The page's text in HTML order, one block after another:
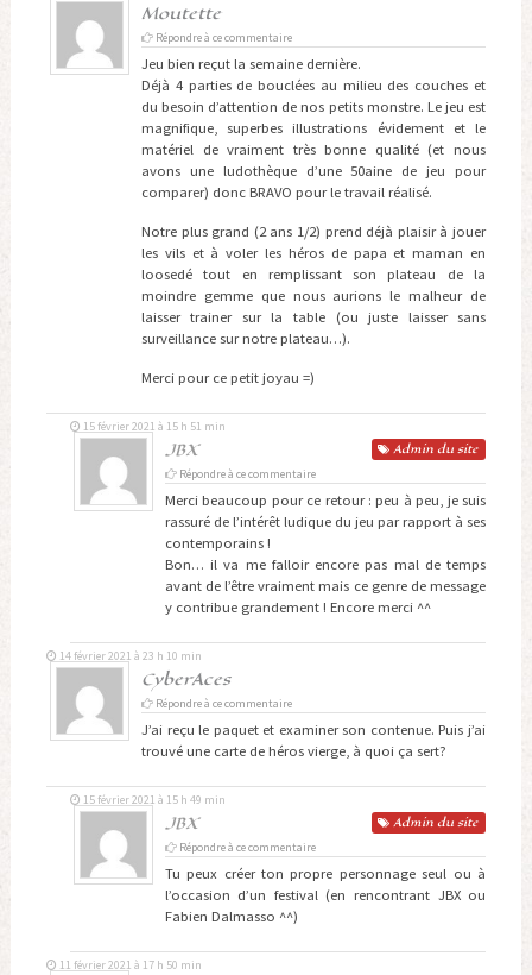
Moutette
Répondre à ce commentaire
Jeu bien reçut la semaine dernière.
Déjà 4 parties de bouclées au milieu des couches et
du besoin d’attention de nos petits monstre. Le jeu est
magnifique, superbes illustrations évidement et le
matériel de vraiment très bonne qualité (et nous
avons une ludothèque d’une 50aine de jeu pour
comparer) donc BRAVO pour le travail réalisé.
Notre plus grand (2 ans 1/2) prend déjà plaisir à jouer
les vils et à voler les héros de papa et maman en
loosedé tout en remplissant son plateau de la
moindre gemme que nous aurions le malheur de
laisser trainer sur la table (ou juste laisser sans
surveillance sur notre plateau…).
Merci pour ce petit joyau =)
JBX Admin du site
15 février 2021 à 15 h 51 min
Répondre à ce commentaire
Merci beaucoup pour ce retour : peu à peu, je suis
rassuré de l’intérêt ludique du jeu par rapport à ses
contemporains !
Bon… il va me falloir encore pas mal de temps
avant de l’être vraiment mais ce genre de message
y contribue grandement ! Encore merci ^^
CyberAces
14 février 2021 à 23 h 10 min
Répondre à ce commentaire
J’ai reçu le paquet et examiner son contenue. Puis j’ai
trouvé une carte de héros vierge, à quoi ça sert?
JBX Admin du site
15 février 2021 à 15 h 49 min
Répondre à ce commentaire
Tu peux créer ton propre personnage seul ou à
l’occasion d’un festival (en rencontrant JBX ou
Fabien Dalmasso ^^)
11 février 2021 à 17 h 50 min